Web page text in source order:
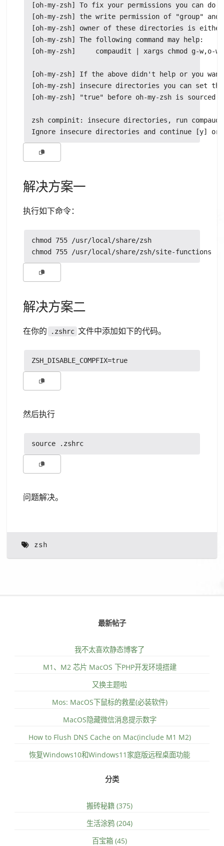
[oh-my-zsh] To fix your permissions you can do
[oh-my-zsh] the write permission of "group"
[oh-my-zsh] owner of these directories is
[oh-my-zsh] The following command may help:
[oh-my-zsh]     compaudit | xargs chmod g-w,o-w
[oh-my-zsh] If the above didn't help or you
[oh-my-zsh] insecure directories you can set the
[oh-my-zsh] "true" before oh-my-zsh is
zsh compinit: insecure directories, run
解决方案一
执行如下命令：
chmod 755 /usr/local/share/zsh
解决方案二
在你的 .zshrc 文件中添加如下的代码。
然后执行
问题解决。
zsh
最新帖子
我不太喜欢静态博客了
M1、M2 芯片 MacOS 下PHP开发环境搭建
又换主题啦
Mos: MacOS下鼠标的救星(必装软件)
MacOS隐藏微信消息提示数字
How to Flush DNS Cache on Mac(include M1 M2)
恢复Windows10和Windows11家庭版远程桌面功能
分类
搬砖秘籍 (375)
生活涂鸦 (204)
百宝箱 (45)